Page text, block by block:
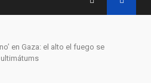
en Gaza: el alto el fuego se